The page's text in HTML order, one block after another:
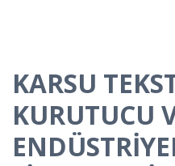
KARSU
KURUTUCU